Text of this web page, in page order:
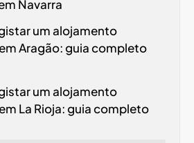
Navarra
um alojamento
Aragão: guia completo
um alojamento
La Rioja: guia completo